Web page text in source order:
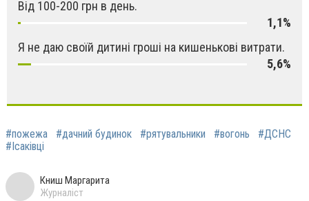
Від 100-200 грн в день.
1,1%
Я не даю своїй дитині гроші на кишенькові витрати.
5,6%
#пожежа #дачний будинок #рятувальники #вогонь
#ДСНС
#Ісаківці
Книш Маргарита
Журналіст